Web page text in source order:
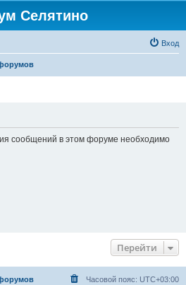
Селятино
Вход
сообщений в этом форуме необходимо
Перейти
Часовой пояс: UTC+03:00